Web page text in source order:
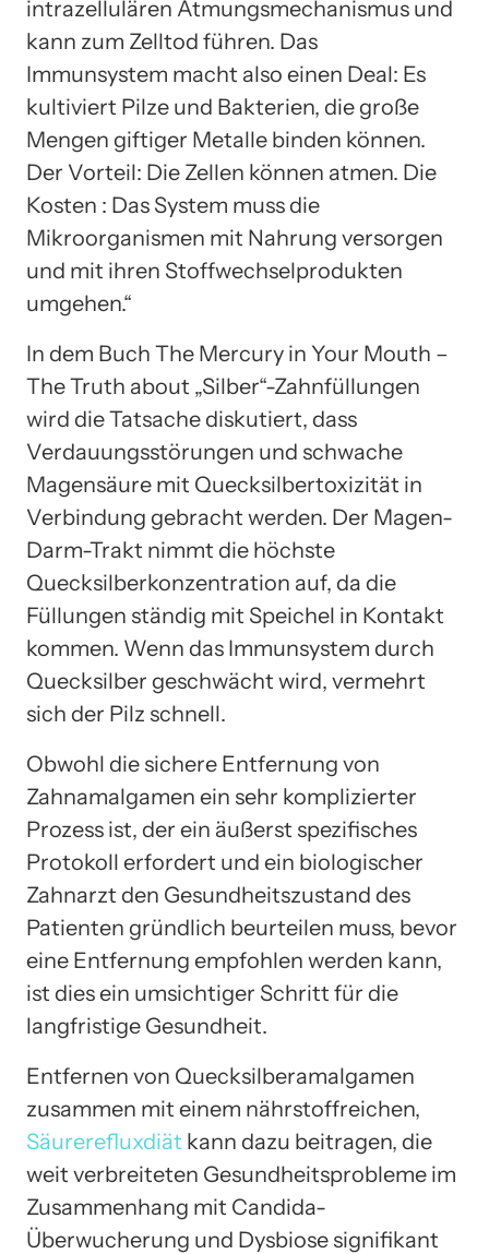
intrazellulären Atmungsmechanismus und
kann zum Zelltod führen. Das
Immunsystem macht also einen Deal: Es
kultiviert Pilze und Bakterien, die große
Mengen giftiger Metalle binden können.
Der Vorteil: Die Zellen können atmen. Die
Kosten : Das System muss die
Mikroorganismen mit Nahrung versorgen
und mit ihren Stoffwechselprodukten
umgehen.“
In dem Buch The Mercury in Your Mouth –
The Truth about „Silber“-Zahnfüllungen
wird die Tatsache diskutiert, dass
Verdauungsstörungen und schwache
Magensäure mit Quecksilbertoxizität in
Verbindung gebracht werden. Der Magen-
Darm-Trakt nimmt die höchste
Quecksilberkonzentration auf, da die
Füllungen ständig mit Speichel in Kontakt
kommen. Wenn das Immunsystem durch
Quecksilber geschwächt wird, vermehrt
sich der Pilz schnell.
Obwohl die sichere Entfernung von
Zahnamalgamen ein sehr komplizierter
Prozess ist, der ein äußerst spezifisches
Protokoll erfordert und ein biologischer
Zahnarzt den Gesundheitszustand des
Patienten gründlich beurteilen muss, bevor
eine Entfernung empfohlen werden kann,
ist dies ein umsichtiger Schritt für die
langfristige Gesundheit.
Entfernen von Quecksilberamalgamen
zusammen mit einem nährstoffreichen,
Säurerefluxdiät kann dazu beitragen, die
weit verbreiteten Gesundheitsprobleme im
Zusammenhang mit Candida-
Überwucherung und Dysbiose signifikant